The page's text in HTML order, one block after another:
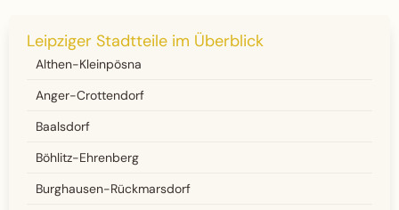
Leipziger Stadtteile im Überblick
Althen-Kleinpösna
Anger-Crottendorf
Baalsdorf
Böhlitz-Ehrenberg
Burghausen-Rückmarsdorf